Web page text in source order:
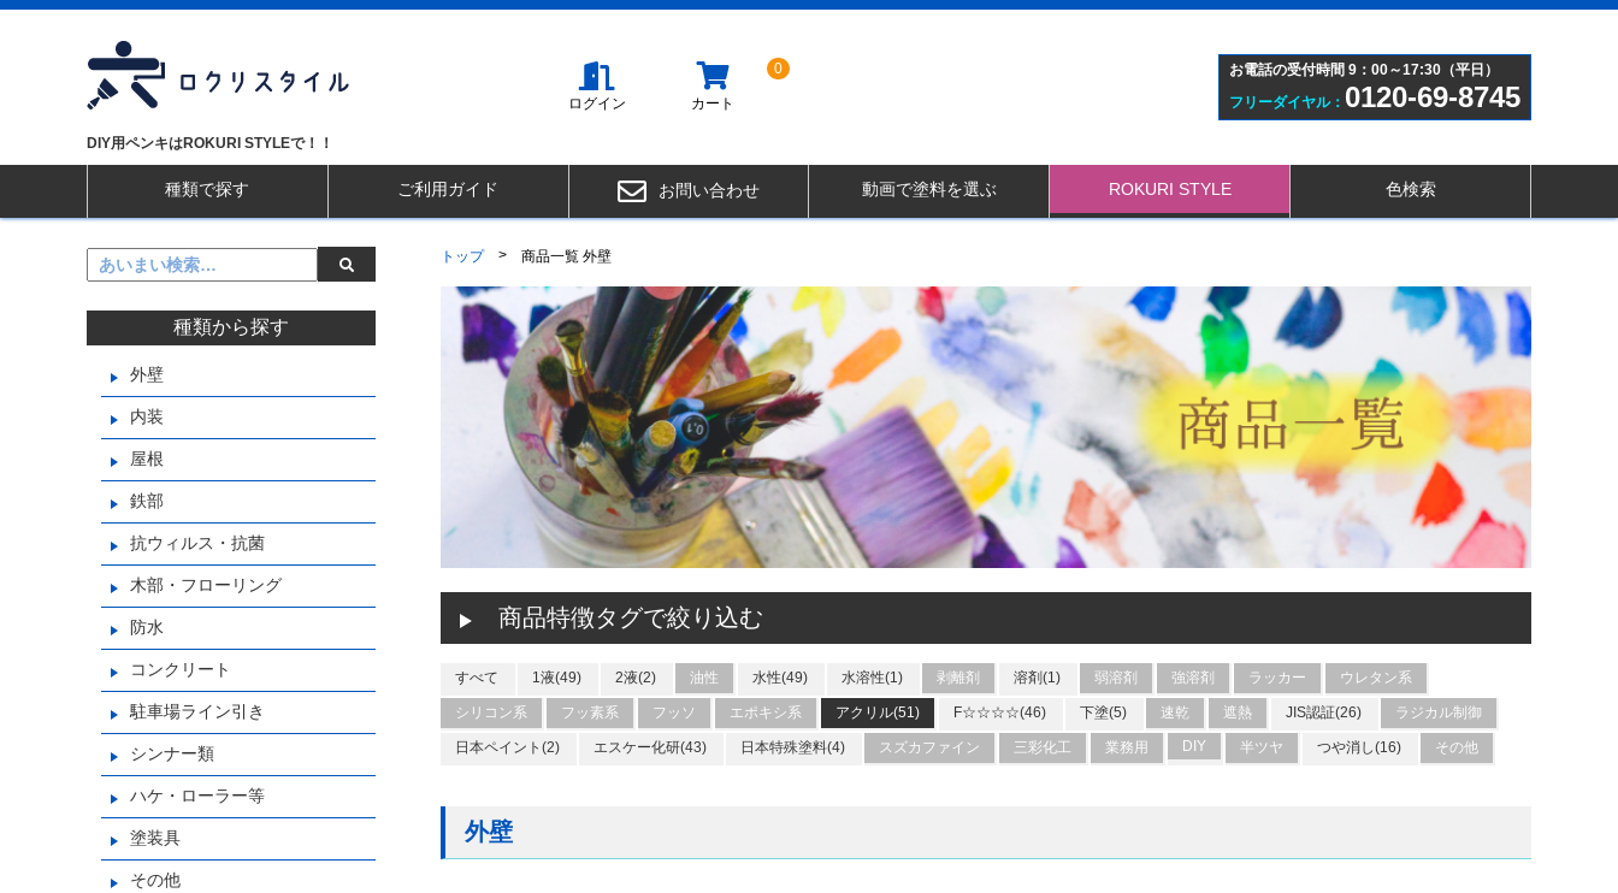
DIY用ペンキはROKURI STYLEで！！
ログイン カート
0
お電話の受付時間 9：00～17:30（平日）
フリーダイヤル： 0120-69-8745
種類で探す ご利用ガイド お問い合わせ 動画で塗料を選ぶ ROKURI STYLE 色検索
種類から探す
外壁
内装
屋根
鉄部
抗ウィルス・抗菌
木部・フローリング
防水
コンクリート
駐車場ライン引き
シンナー類
ハケ・ローラー等
塗装具
その他
トップ > 商品一覧 外壁
商品特徴タグで絞り込む
すべて 1液(49) 2液(2) 油性 水性(49) 水溶性(1) 剥離剤 溶剤(1) 弱溶剤 強溶剤 ラッカー ウレタン系
シリコン系 フッ素系 フッソ エポキシ系 アクリル(51) F☆☆☆☆(46) 下塗(5) 速乾 遮熱 JIS認証(26) ラジカル制御
日本ペイント(2) エスケー化研(43) 日本特殊塗料(4) スズカファイン 三彩化工 業務用 DIY 半ツヤ つや消し(16) その他
外壁